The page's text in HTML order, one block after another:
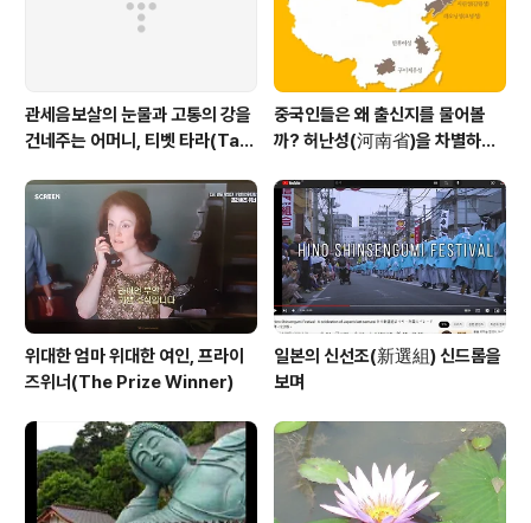
픈’이라는 표지판..
관세음보살의 눈물과 고통의 강을
건네주는 어머니, 티벳 타라(Tar
중국인들은 왜 출신지를 물어볼
까? 허난성(河南省)을 차별하는
위대한 엄마 위대한 여인, 프라이
즈위너(The Prize Winner)
일본의 신선조(新選組) 신드롬을
보며